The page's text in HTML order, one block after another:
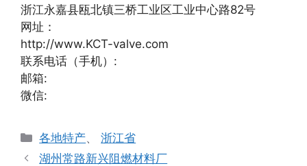
浙江永嘉县瓯北镇三桥工业区工业中心路82号
网址：
http://www.KCT-valve.com
联系电话（手机）:
邮箱:
微信:
分
类
各地特产、浙江省
湖州常路新兴阻燃材料厂